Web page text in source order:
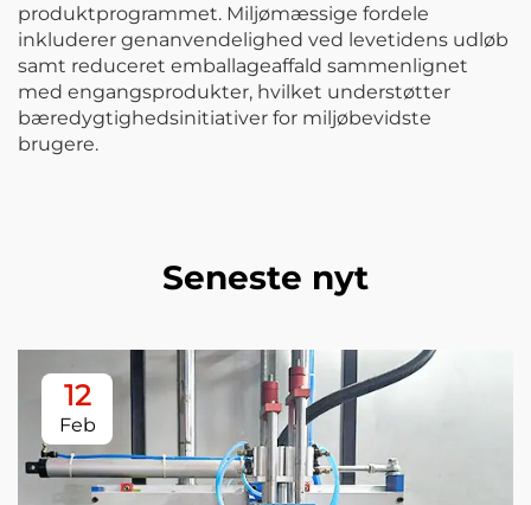
produktprogrammet. Miljømæssige fordele
inkluderer genanvendelighed ved levetidens udløb
samt reduceret emballageaffald sammenlignet
med engangsprodukter, hvilket understøtter
bæredygtighedsinitiativer for miljøbevidste
brugere.
Seneste nyt
12
Feb